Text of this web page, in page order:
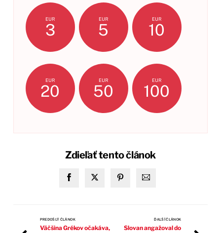
EUR
3
EUR
5
EUR
10
EUR
20
EUR
50
EUR
100
Zdieľať tento článok
PREDOŠLÝ ČLÁNOK
Väčšina Grékov očakáva,
ĎALŠÍ ČLÁNOK
Slovan angažoval do